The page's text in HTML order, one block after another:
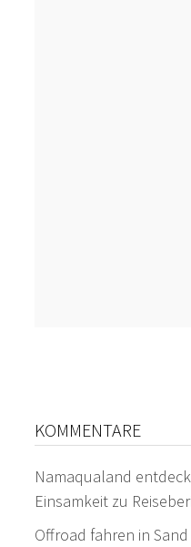
KOMMENTARE
Namaqualand
Einsamkeit zu
Offroad fahren in